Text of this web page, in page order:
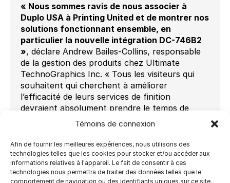
Témoins de connexion
Afin de fournir les meilleures expériences, nous utilisons des
technologies telles que les cookies pour stocker et/ou accéder aux
informations relatives à l'appareil. Le fait de consentir à ces
technologies nous permettra de traiter des données telles que le
comportement de navigation ou des identifiants uniques sur ce site.
« Nous sommes ravis de nous associer à
Duplo USA à Printing United et de montrer nos
solutions fonctionnant ensemble, en
particulier la nouvelle intégration DC-746B2
», déclare Andrew Bailes-Collins, responsable
de la gestion des produits chez Ultimate
TechnoGraphics Inc. « Tous les visiteurs qui
souhaitent qui cherchent à améliorer
l’efficacité de leurs services de finition
devraient absolument prendre le temps de
visiter l’un de nos stands et d’en savoir plus.
nombreux avantages tels que des économies
de coûts et la satisfaction des clients en
réduisant les tâches répétitives sur
lesquelles les humains doivent intervenir.